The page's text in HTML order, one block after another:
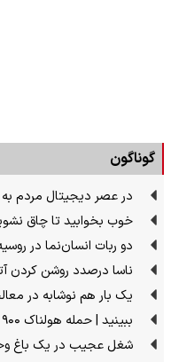
گوناگون
در عصر دیجیتال مردم به
خوب بخوابید تا چاق
دو ربات انسان‌نما در
ناسا درصدد روشن کردن
یک بار هم نوشابه در
ببینید | حمله هولناک ۹۰۰ مار کبرای قاتل به ساکنان مردم چین
شغل عجیب در یک باغ